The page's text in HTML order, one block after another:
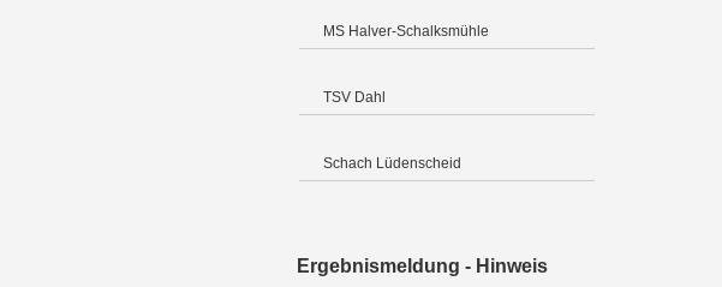
MS Halver-Schalksmühle
TSV Dahl
Schach Lüdenscheid
Ergebnismeldung - Hinweis